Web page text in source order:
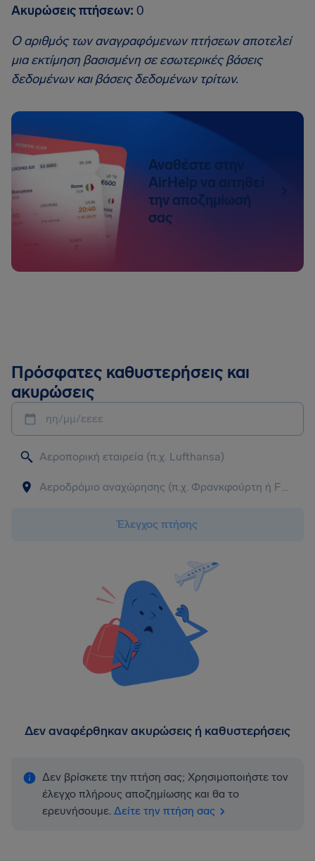
Ακυρώσεις πτήσεων: 0
Ο αριθμός των αναγραφόμενων πτήσεων αποτελεί
μια εκτίμηση βασισμένη σε εσωτερικές βάσεις
δεδομένων και βάσεις δεδομένων τρίτων.
Αναθέστε στην
AirHelp να αιτηθεί
την αποζημίωσή
σας
Πρόσφατες καθυστερήσεις και
ακυρώσεις
ηη/μμ/εεεε
Έλεγχος πτήσης
Δεν αναφέρθηκαν ακυρώσεις ή καθυστερήσεις
Δεν βρίσκετε την πτήση σας; Χρησιμοποιήστε τον
έλεγχο πλήρους αποζημίωσης και θα το
ερευνήσουμε. Δείτε την πτήση σας